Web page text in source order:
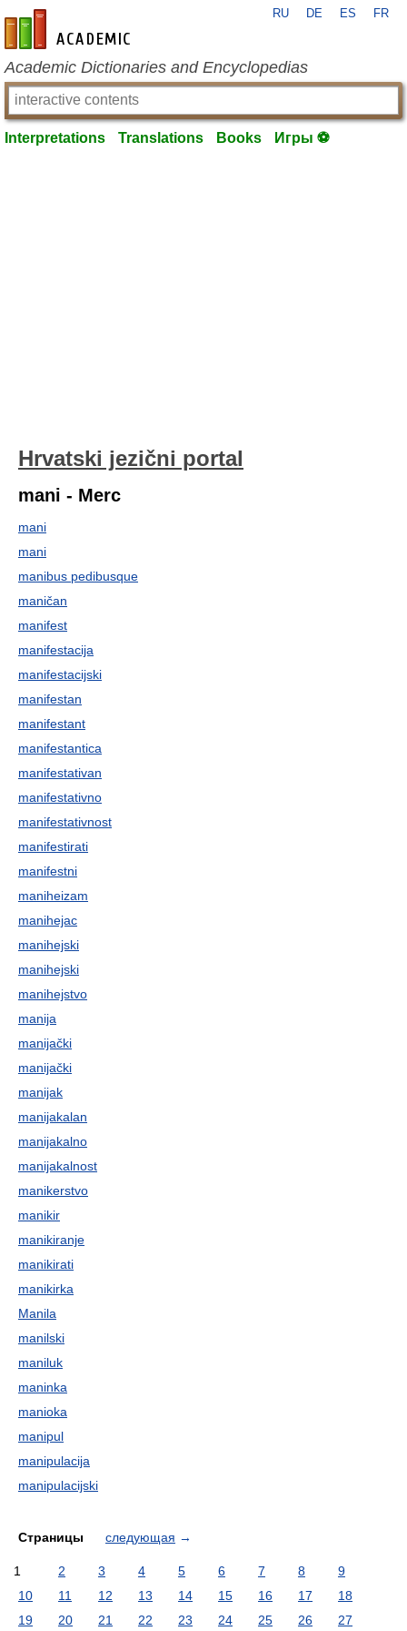
en-academic.com
RU DE ES FR
Academic Dictionaries and Encyclopedias
Interpretations Translations Books Игры ⚽
Hrvatski jezični portal
mani - Merc
mani
mani
manibus pedibusque
maničan
manifest
manifestacija
manifestacijski
manifestan
manifestant
manifestantica
manifestativan
manifestativno
manifestativnost
manifestirati
manifestni
maniheizam
manihejac
manihejski
manihejski
manihejstvo
manija
manijački
manijački
manijak
manijakalan
manijakalno
manijakalnost
manikerstvo
manikir
manikiranje
manikirati
manikirka
Manila
manilski
maniluk
maninka
manioka
manipul
manipulacija
manipulacijski
Страницы следующая →
1 2 3 4 5 6 7 8
9
10
11 12 13 14 15 16 17
18
19
20 21 22 23 24 25 26 27